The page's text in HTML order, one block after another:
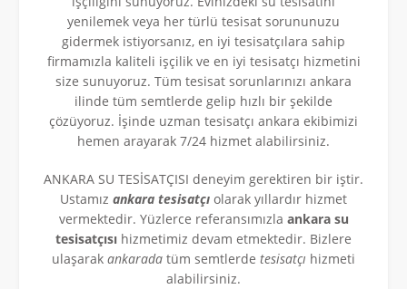
yenilemek veya her türlü tesisat sorununuzu
gidermek istiyorsanız, en iyi tesisatçılara sahip
firmamızla kaliteli işçilik ve en iyi tesisatçı hizmetini
size sunuyoruz. Tüm tesisat sorunlarınızı ankara
ilinde tüm semtlerde gelip hızlı bir şekilde
çözüyoruz. İşinde uzman tesisatçı ankara ekibimizi
hemen arayarak 7/24 hizmet alabilirsiniz.
ANKARA SU TESİSATÇISI deneyim gerektiren bir iştir.
Ustamız ankara tesisatçı olarak yıllardır hizmet
vermektedir. Yüzlerce referansımızla ankara su
tesisatçısı hizmetimiz devam etmektedir. Bizlere
ulaşarak ankarada tüm semtlerde tesisatçı hizmeti
alabilirsiniz.